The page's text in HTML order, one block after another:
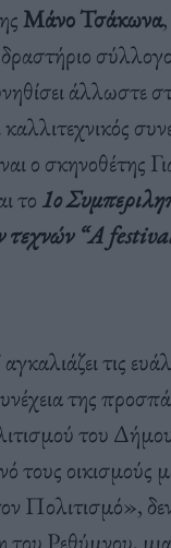
Μάνο Τσάκωνα
άλλωστε
ο σκηνοθέτης
το 1ο
“A
τις
της
του
τους οικισμούς
Πολιτισμό», δεν
Ρεθύμνου,